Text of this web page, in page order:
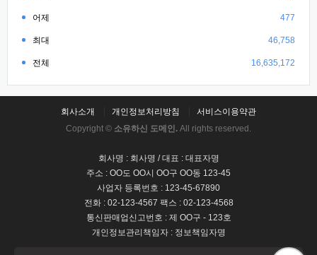
어제 477
최대 46,758
전체 16,635,172
회사소개 개인정보처리방침
서비스이용약관
Copyright © 소유하신 도메인. All rights reserved.
회사명 : 회사명 / 대표 : 대표자명
주소 : OO도 OO시 OO구 OO동 123-45
사업자 등록번호 : 123-45-67890
전화 : 02-123-4567 팩스 : 02-123-4568
통신판매업신고번호 : 제 OO구 - 123호
개인정보관리책임자 : 정보책임자명